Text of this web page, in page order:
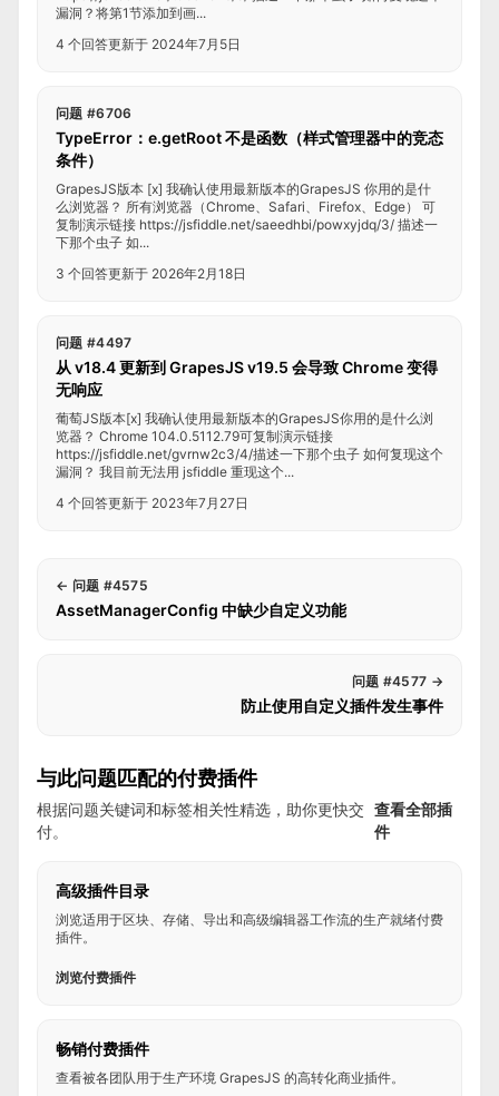
漏洞？将第1节添加到画...
4 个回答更新于 2024年7月5日
问题 #6706
TypeError：e.getRoot 不是函数（样式管理器中的竞态
条件）
GrapesJS版本 [x] 我确认使用最新版本的GrapesJS 你用的是什
么浏览器？ 所有浏览器（Chrome、Safari、Firefox、Edge） 可
复制演示链接 https://jsfiddle.net/saeedhbi/powxyjdq/3/ 描述一
下那个虫子 如...
3 个回答更新于 2026年2月18日
问题 #4497
从 v18.4 更新到 GrapesJS v19.5 会导致 Chrome 变得
无响应
葡萄JS版本[x] 我确认使用最新版本的GrapesJS你用的是什么浏
览器？ Chrome 104.0.5112.79可复制演示链接
https://jsfiddle.net/gvrnw2c3/4/描述一下那个虫子 如何复现这个
漏洞？ 我目前无法用 jsfiddle 重现这个...
4 个回答更新于 2023年7月27日
← 问题 #4575
AssetManagerConfig 中缺少自定义功能
问题 #4577 →
防止使用自定义插件发生事件
与此问题匹配的付费插件
根据问题关键词和标签相关性精选，助你更快交
付。
查看全部插
件
高级插件目录
浏览适用于区块、存储、导出和高级编辑器工作流的生产就绪付费
插件。
浏览付费插件
畅销付费插件
查看被各团队用于生产环境 GrapesJS 的高转化商业插件。